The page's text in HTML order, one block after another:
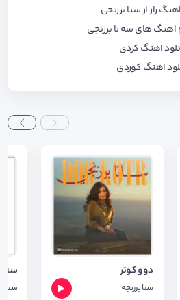
راز از سنا برزنجی
اهنگ های سه نا برزنجی
اهنگ کردی
اهنگ کوردی
دوو کوتر
سنا برزنجه
سه
سنا